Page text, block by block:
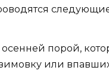
порой,
или